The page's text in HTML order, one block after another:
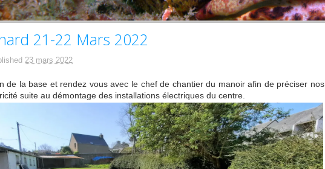
21-22 Mars 2022
23 mars 2022
de la base et rendez vous avec le chef de chantier du manoir afin de préciser nos
suite au démontage des installations électriques du centre.